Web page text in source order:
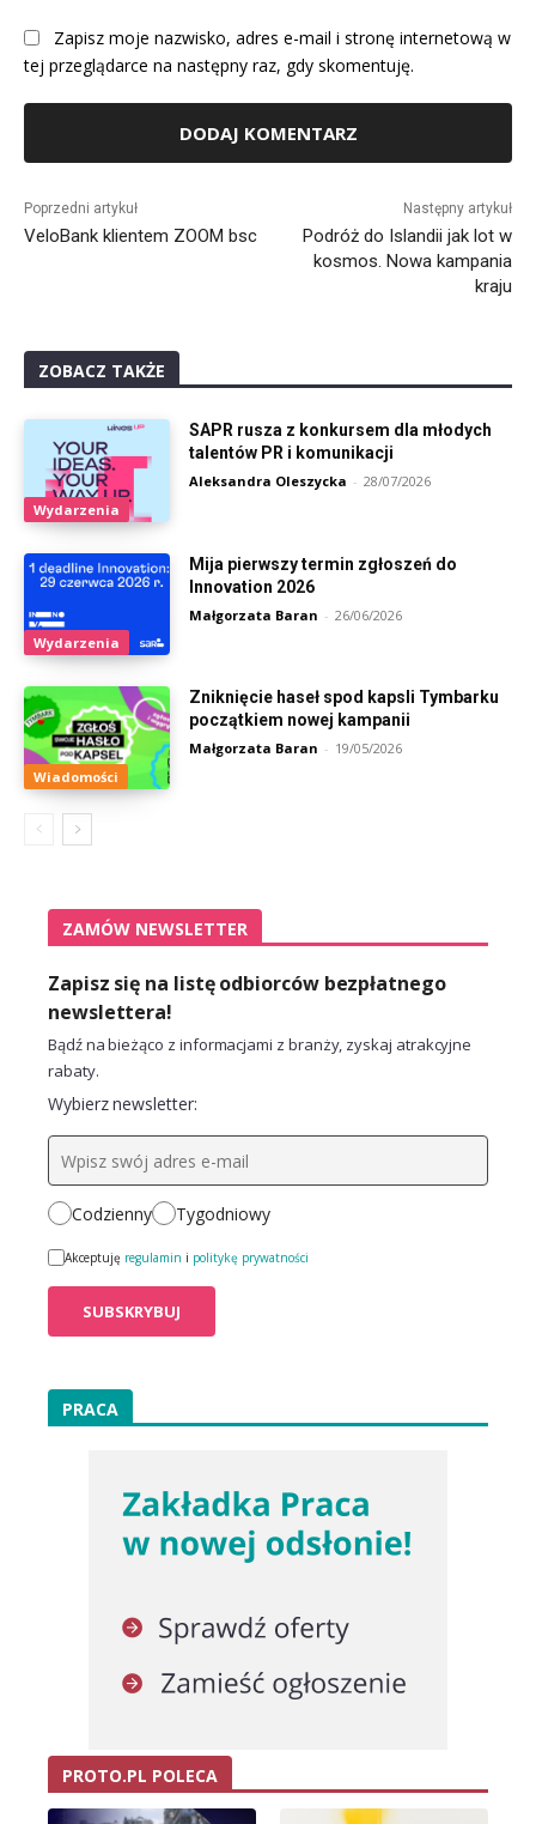
Zapisz moje nazwisko, adres e-mail i stronę internetową w
tej przeglądarce na następny raz, gdy skomentuję.
Poprzedni artykuł
VeloBank klientem ZOOM bsc
Następny artykuł
Podróż do Islandii jak lot w
kosmos. Nowa kampania
kraju
ZOBACZ TAKŻE
Wydarzenia
SAPR rusza z konkursem dla młodych
talentów PR i komunikacji
Aleksandra Oleszycka - 28/07/2026
Wydarzenia
Mija pierwszy termin zgłoszeń do
Innovation 2026
Małgorzata Baran - 26/06/2026
Wiadomości
Zniknięcie haseł spod kapsli Tymbarku
początkiem nowej kampanii
Małgorzata Baran - 19/05/2026
ZAMÓW NEWSLETTER
Zapisz się na listę odbiorców bezpłatnego
newslettera!
Bądź na bieżąco z informacjami z branży, zyskaj atrakcyjne
rabaty.
Wybierz newsletter:
Codzienny Tygodniowy
Akceptuję regulamin i politykę prywatności
PRACA
PROTO.PL POLECA